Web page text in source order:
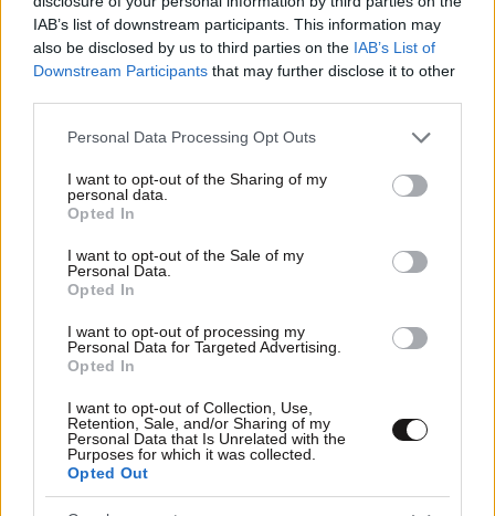
IAB’s list of downstream participants. This information may
also be disclosed by us to third parties on the IAB’s List of
Downstream Participants that may further disclose it to other
Please note that this website/app uses one or more Google
not limited to your visit or usage behaviour. You may click to
grant or deny consent to Google and its third-party tags to
use your data for below specified purposes in below Google
consent section.
Personal Data Processing Opt Outs
I want to opt-out of the Sharing of my
personal data.
Opted In
I want to opt-out of the Sale of my
Personal Data.
Opted In
I want to opt-out of processing my
Personal Data for Targeted Advertising.
Opted In
I want to opt-out of Collection, Use,
Retention, Sale, and/or Sharing of my
Personal Data that Is Unrelated with the
Purposes for which it was collected.
Opted Out
«Κάηκε το σπίτι μας στην Ελλάδα λίγο πριν
μετακομίσουμε»: Απαρηγόρητη η οικογένεια
από τη Βρετανία που είδε το όνειρο ζωής να
γίνεται στάχτη